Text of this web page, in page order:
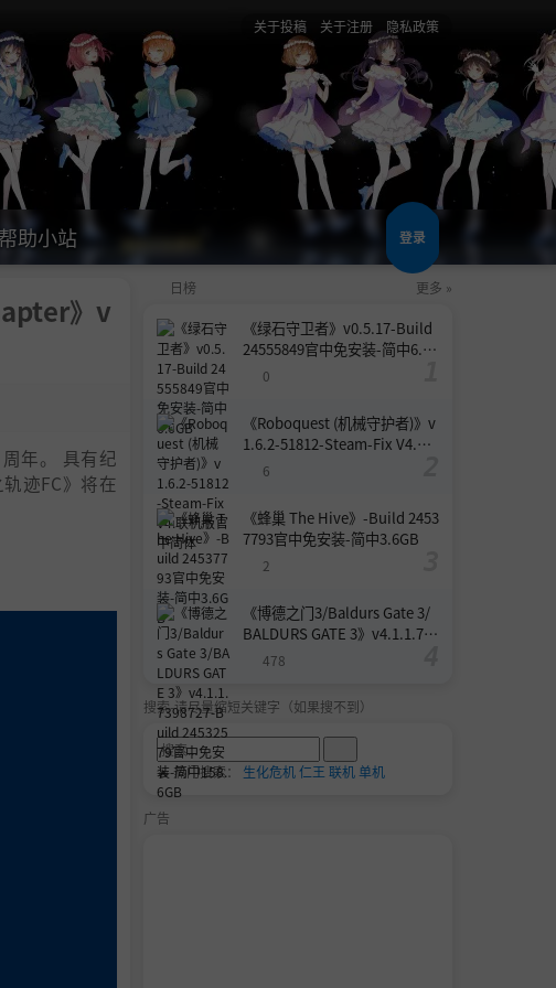
关于投稿 关于注册 隐私政策
帮助小站 登录
》v
年。 具有纪
迹FC》将在
日榜 更多 »
《绿石守卫者》v0.5.17-Build
24555849官中免安装-简中6.6
0
《Roboquest (机械守护者)》v
1.6.2-51812-Steam-Fix V4.联
机版官中简体
6
《蜂巢 The Hive》-Build 2453
7793官中免安装-简中3.6GB
2
《博德之门3/Baldurs Gate 3/
BALDURS GATE 3》v4.1.1.739
8727-Build 24532579官中免安
478
搜索-请尽量缩短关键字（如果搜不到）
🔥 热门搜索： 生化危机仁王 联机单机
广告